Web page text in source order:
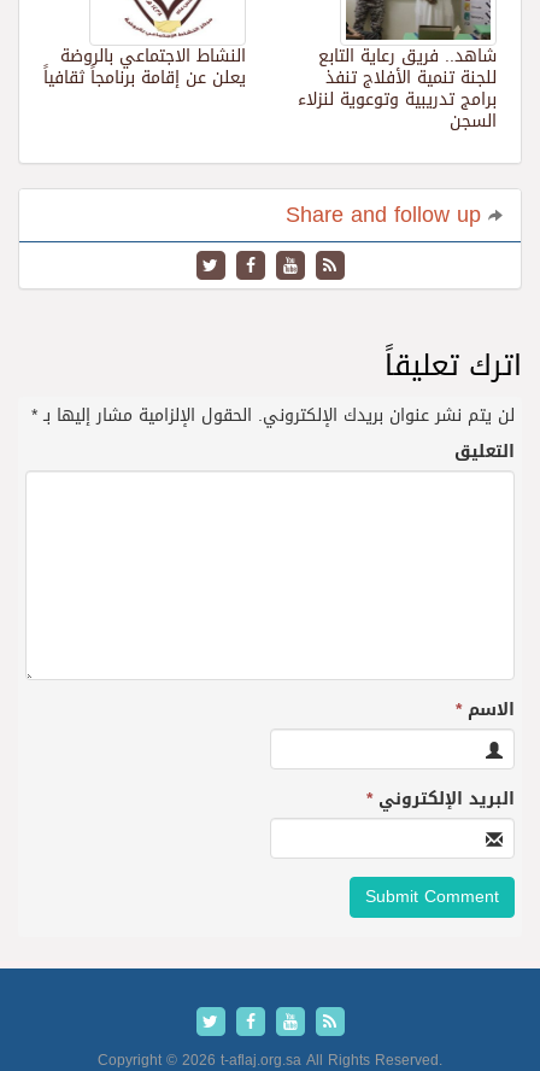
النشاط الاجتماعي بالروضة
يعلن عن إقامة برنامجاً ثقافياً
شاهد.. فريق رعاية التابع
للجنة تنمية الأفلاج تنفذ
برامج تدريبية وتوعوية لنزلاء
السجن
اترك تعليقاً
لن يتم نشر عنوان بريدك الإلكتروني. الحقول الإلزامية مشار إليها بـ*
التعليق
الاسم*
البريد الإلكتروني*
Copyright © 2026 t-aflaj.org.sa All Rights Reserved.